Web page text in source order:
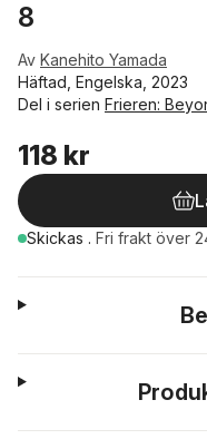
8
Av Kanehito Yamada
Häftad, Engelska, 2023
Del i serien Frieren:
118 kr
Skickas . Fri frakt över